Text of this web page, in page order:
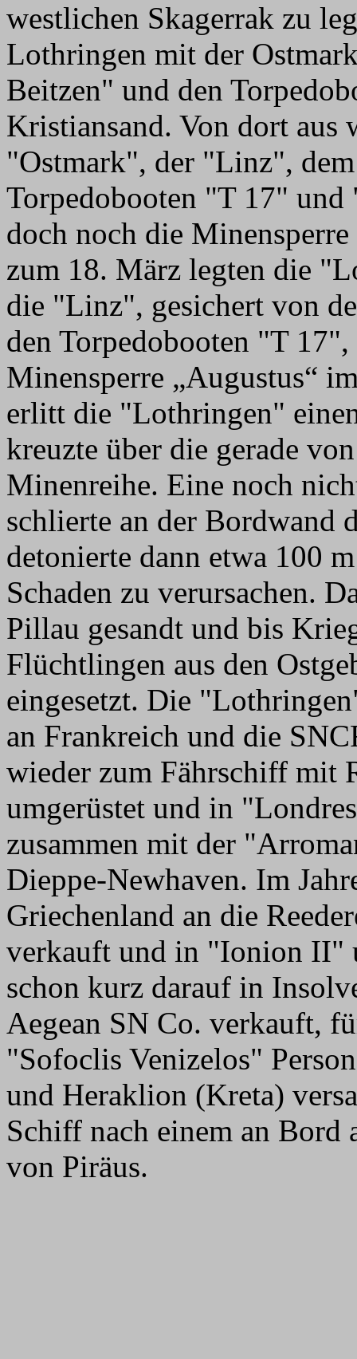
westlichen Skagerrak zu
Lothringen mit der
Beitzen" und den
Kristiansand. Von dort aus
"Ostmark", der "Linz",
Torpedobooten "T 17"
doch noch die
zum 18. März legten die
die "Linz", gesichert von
den Torpedobooten "T
Minensperre „Augustus“
erlitt die "Lothringen"
kreuzte über die gerade
Minenreihe. Eine noch
schlierte an der Bordwand
detonierte dann etwa 100
Schaden zu verursachen.
Pillau gesandt und bis
Flüchtlingen aus den
eingesetzt. Die
an Frankreich und die
wieder zum Fährschiff mit
umgerüstet und in
zusammen mit der
Dieppe-Newhaven. Im
Griechenland an die
verkauft und in "Ionion II"
schon kurz darauf in
Aegean SN Co. verkauft,
"Sofoclis Venizelos"
und Heraklion (Kreta)
Schiff nach einem an Bord
von Piräus.